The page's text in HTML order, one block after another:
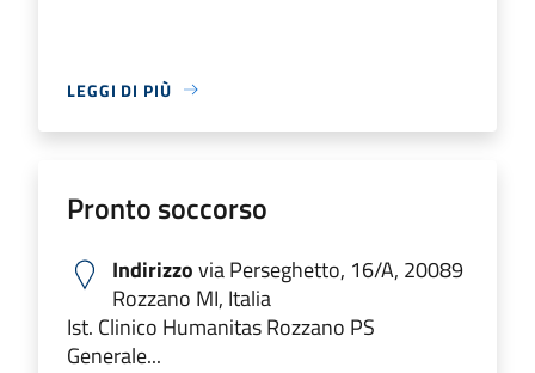
LEGGI DI PIÙ
Pronto soccorso
Indirizzovia Perseghetto, 16/A, 20089
Rozzano MI, Italia
Ist. Clinico Humanitas Rozzano PS
Generale...